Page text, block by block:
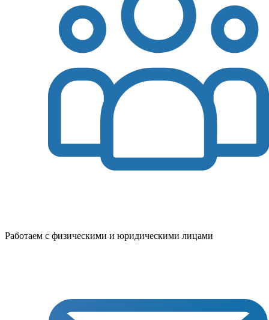
Работаем с физическими и юридическими лицами